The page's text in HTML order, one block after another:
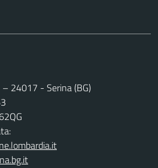
– 24017 - Serina (BG)